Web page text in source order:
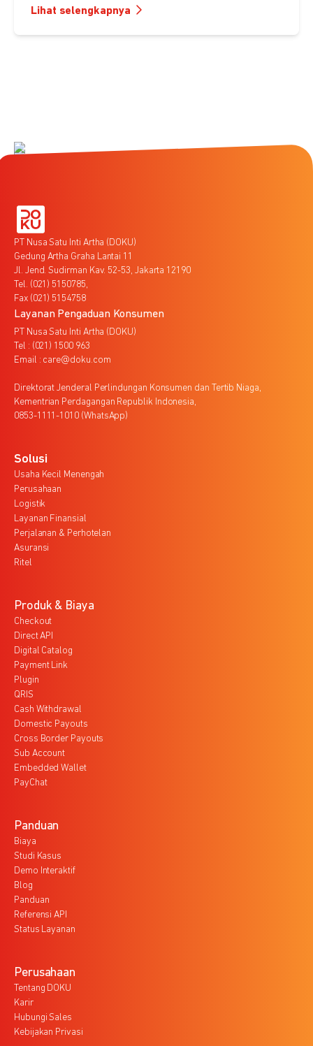
Lihat selengkapnya
PT Nusa Satu Inti Artha (DOKU)
Gedung Artha Graha Lantai 11
Jl. Jend. Sudirman Kav. 52-53, Jakarta 12190
Tel. (021) 5150785,
Fax (021) 5154758
Layanan Pengaduan Konsumen
PT Nusa Satu Inti Artha (DOKU)
Tel : (021) 1500 963
Email : care@doku.com
Direktorat Jenderal Perlindungan Konsumen dan Tertib Niaga,
Kementrian Perdagangan Republik Indonesia,
0853-1111-1010 (WhatsApp)
Solusi
Usaha Kecil Menengah
Perusahaan
Logistik
Layanan Finansial
Perjalanan & Perhotelan
Asuransi
Ritel
Produk & Biaya
Checkout
Direct API
Digital Catalog
Payment Link
Plugin
QRIS
Cash Withdrawal
Domestic Payouts
Cross Border Payouts
Sub Account
Embedded Wallet
PayChat
Panduan
Biaya
Studi Kasus
Demo Interaktif
Blog
Panduan
Referensi API
Status Layanan
Perusahaan
Tentang DOKU
Karir
Hubungi Sales
Kebijakan Privasi